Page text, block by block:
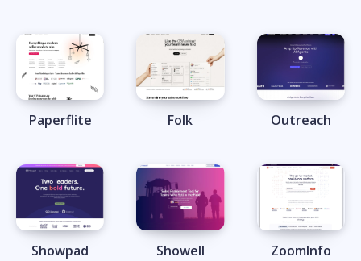
Paperflite Folk Outreach
Showpad Showell ZoomInfo